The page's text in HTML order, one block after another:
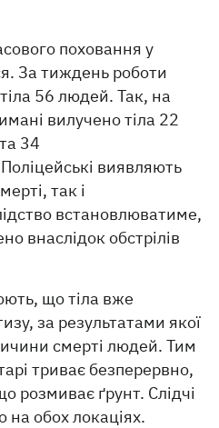
поховання у
За тиждень роботи
56 людей. Так, на
вилучено тіла 22
34
виявляють
так і
встановлюватиме,
внаслідок обстрілів
що тіла вже
за результатами якої
смерті людей. Тим
триває безперервно,
ґрунт. Слідчі
на обох локаціях.